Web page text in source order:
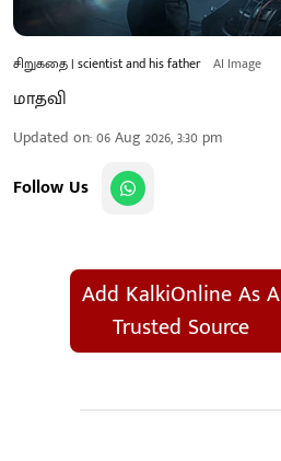
சிறுகதை | scientist and his father AI Image
மாதவி
Updated on:06 Aug 2026, 3:30 pm
Follow Us
Add KalkiOnline As A
Trusted Source